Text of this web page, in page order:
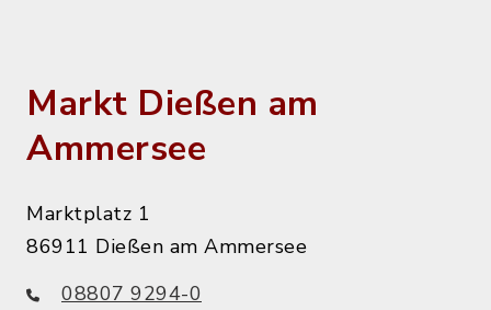
Markt Dießen am
Ammersee
Marktplatz 1
86911 Dießen am Ammersee
08807 9294-0